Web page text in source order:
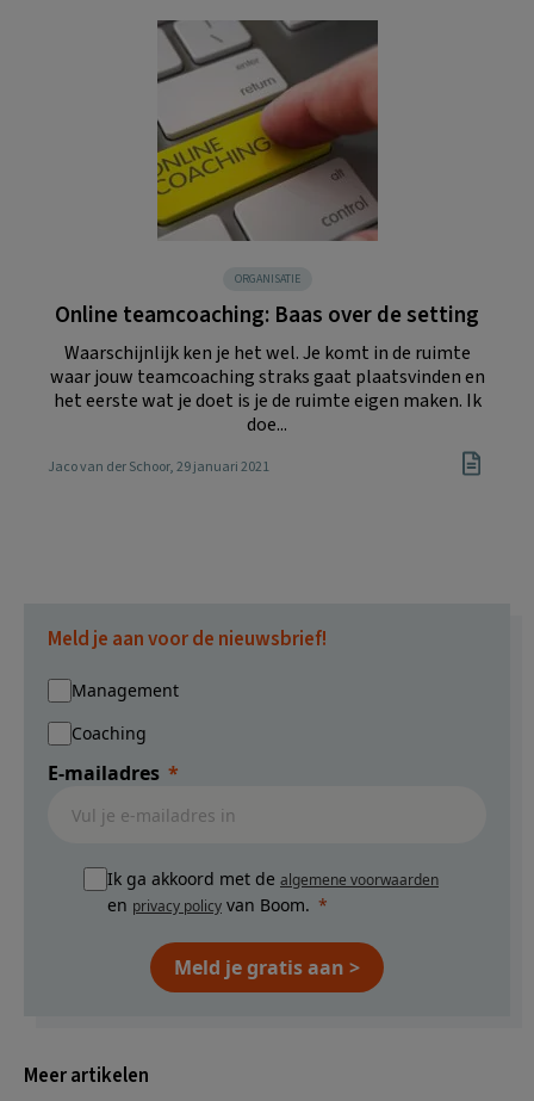
ORGANISATIE
Online teamcoaching: Baas over de setting
Waarschijnlijk ken je het wel. Je komt in de ruimte
waar jouw teamcoaching straks gaat plaatsvinden en
het eerste wat je doet is je de ruimte eigen maken. Ik
doe...
Jaco van der Schoor, 29 januari 2021
Meld je aan voor de nieuwsbrief!
Management
Coaching
E-mailadres
Ik ga akkoord met de algemene voorwaarden
en privacy policy van Boom.
Meld je gratis aan >
Meer artikelen